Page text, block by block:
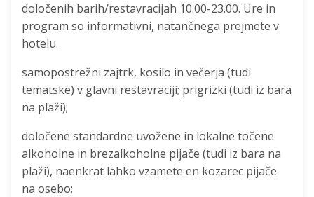
določenih barih/restavracijah 10.00-23.00. Ure in
program so informativni, natančnega prejmete v
hotelu.
samopostrežni zajtrk, kosilo in večerja (tudi
tematske) v glavni restavraciji; prigrizki (tudi iz bara
na plaži);
določene standardne uvožene in lokalne točene
alkoholne in brezalkoholne pijače (tudi iz bara na
plaži), naenkrat lahko vzamete en kozarec pijače
na osebo;